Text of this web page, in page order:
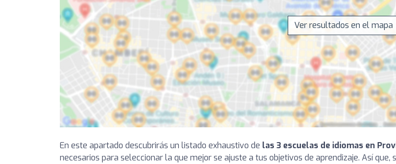
Ver resultados en el mapa
En este apartado descubrirás un listado exhaustivo de las 3 escuelas de idiomas en
necesarios para seleccionar la que mejor se ajuste a tus objetivos de aprendizaje. Así